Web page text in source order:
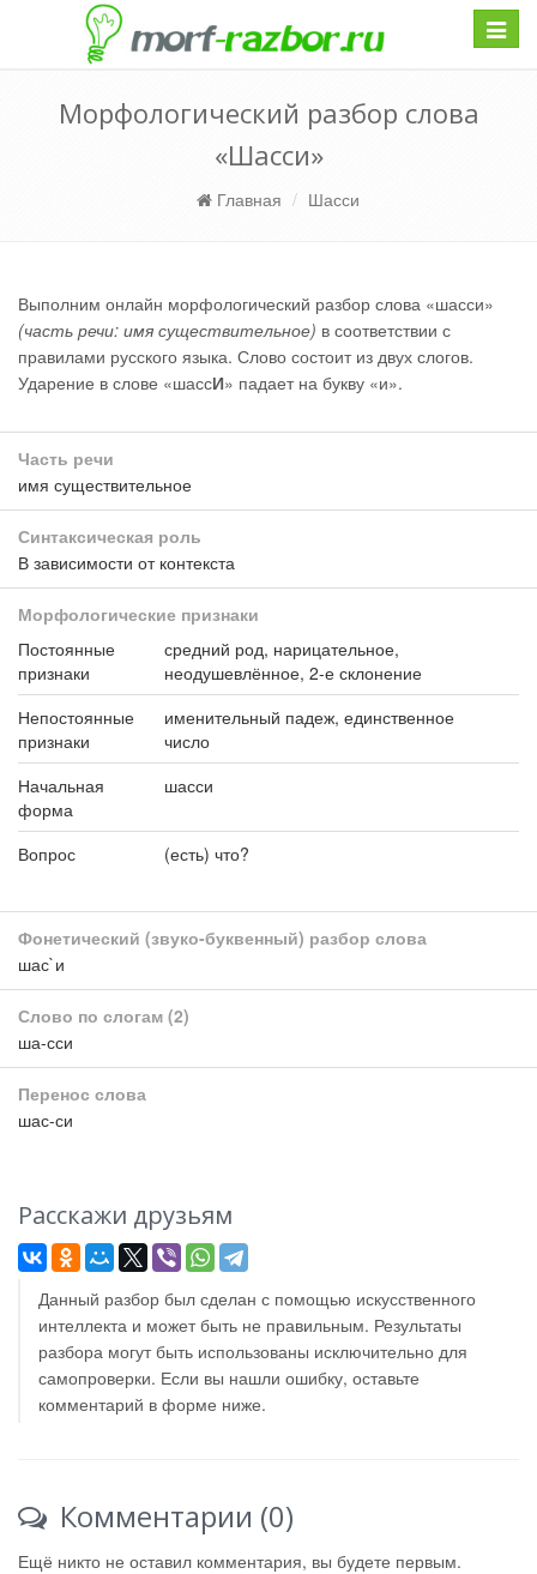
Морфологический разбор слова
«Шасси»
Главная Шасси
Выполним онлайн морфологический разбор слова «шасси»
(часть речи: имя существительное) в соответствии с
правилами русского языка. Слово состоит из двух слогов.
Ударение в слове «шассИ» падает на букву «и».
Часть речи
имя существительное
Синтаксическая роль
В зависимости от контекста
Морфологические признаки
Постоянные
признаки
средний род, нарицательное,
неодушевлённое, 2-е склонение
Непостоянные
признаки
именительный падеж, единственное
число
Начальная
форма
шасси
Вопрос (есть) что?
Фонетический (звуко-буквенный) разбор слова
шас`и
Слово по слогам (2)
ша-сси
Перенос слова
шас-си
Расскажи друзьям
Данный разбор был сделан с помощью искусственного
интеллекта и может быть не правильным. Результаты
разбора могут быть использованы исключительно для
самопроверки. Если вы нашли ошибку, оставьте
комментарий в форме ниже.
Комментарии (0)
Ещё никто не оставил комментария, вы будете первым.